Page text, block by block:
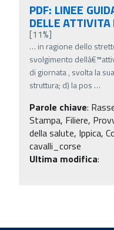
PDF: LINEE
DELLE
[11%]
… in ragione dello
svolgimento
di giornata , svolta la
struttura; d) la pos …
Parole chiave:
Stampa, Filiere,
della salute, Ippica,
cavalli_corse
Ultima modifica: